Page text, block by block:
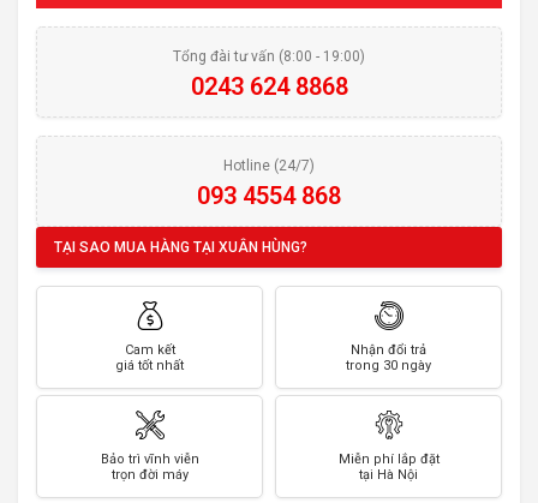
Tổng đài tư vấn (8:00 - 19:00)
0243 624 8868
Hotline (24/7)
093 4554 868
TẠI SAO MUA HÀNG TẠI XUÂN HÙNG?
Cam kết
giá tốt nhất
Nhận đổi trả
trong 30 ngày
Bảo trì vĩnh viễn
trọn đời máy
Miễn phí lắp đặt
tại Hà Nội